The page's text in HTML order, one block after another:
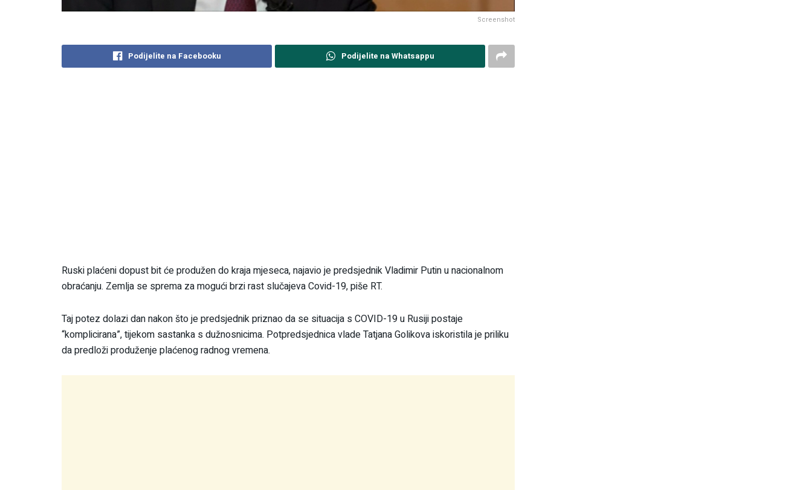
Screenshot
Podijelite na Facebooku Podijelite na Whatsappu
Ruski plaćeni dopust bit će produžen do kraja mjeseca, najavio je predsjednik Vladimir Putin u nacionalnom
obraćanju. Zemlja se sprema za mogući brzi rast slučajeva Covid-19, piše RT.
Taj potez dolazi dan nakon što je predsjednik priznao da se situacija s COVID-19 u Rusiji postaje
“komplicirana”, tijekom sastanka s dužnosnicima. Potpredsjednica vlade Tatjana Golikova iskoristila je priliku
da predloži produženje plaćenog radnog vremena.